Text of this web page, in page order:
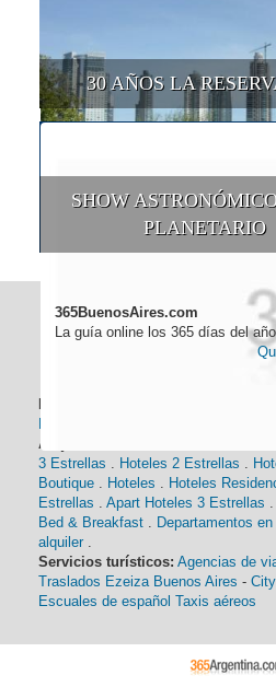
30 AÑOS LA
SHOW
PLANETARIO
365BuenosAires.com
La guía online los 365 días del año
Alojamiento:
3 Estrellas . Hoteles 2 Estrellas .
Boutique . Hoteles . Hoteles
Estrellas . Apart Hoteles 3 Estrellas .
Bed & Breakfast . Departamentos
alquiler .
Servicios turísticos: Agencias de
Traslados Ezeiza Buenos Aires -
Escuales de español Taxis aéreos